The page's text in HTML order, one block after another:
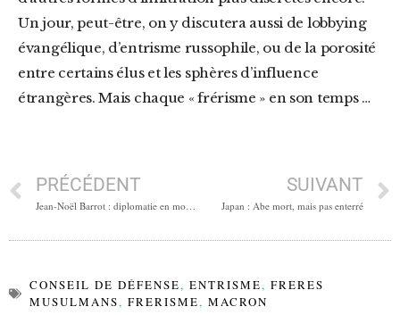
Un jour, peut-être, on y discutera aussi de lobbying
évangélique, d’entrisme russophile, ou de la porosité
entre certains élus et les sphères d’influence
étrangères. Mais chaque « frérisme » en son temps …
PRÉCÉDENT
Jean-Noël Barrot : diplomatie en mode « terrain », mais face à des dossiers brûlants
SUIVANT
Japan : Abe mort, mais pas enterré
CONSEIL DE DÉFENSE, ENTRISME, FRERES
MUSULMANS, FRERISME, MACRON